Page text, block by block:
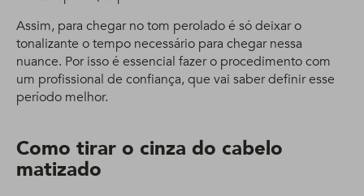
Assim, para chegar no tom perolado é só deixar o
tonalizante o tempo necessário para chegar nessa
nuance. Por isso é essencial fazer o procedimento com
um profissional de confiança, que vai saber definir esse
período melhor.
Como tirar o cinza do cabelo
matizado